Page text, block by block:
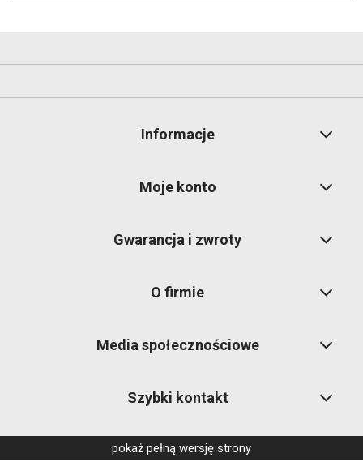
Informacje
Moje konto
Gwarancja i zwroty
O firmie
Media społecznościowe
Szybki kontakt
pokaż pełną wersję strony